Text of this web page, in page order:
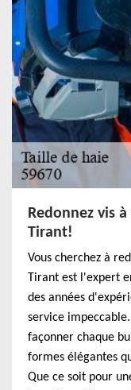
Redonnez vis
Tirant!
Vous cherchez à
Tirant est l'expert
des années
service
façonner chaque
formes élégantes
Que ce soit pour